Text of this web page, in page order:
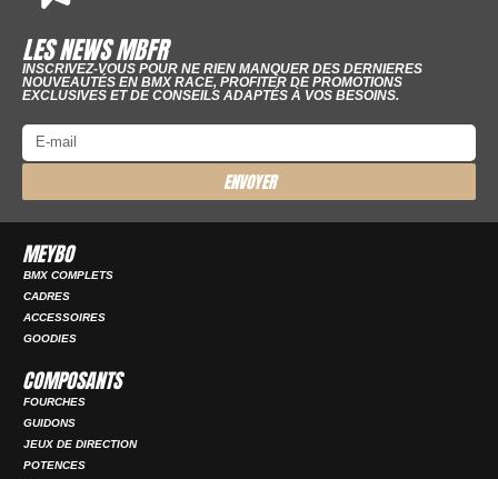
LES NEWS MBFR
INSCRIVEZ-VOUS POUR NE RIEN MANQUER DES DERNIERES
NOUVEAUTÉS EN BMX RACE, PROFITER DE PROMOTIONS
EXCLUSIVES ET DE CONSEILS ADAPTÉS À VOS BESOINS.
ENVOYER
MEYBO
BMX COMPLETS
CADRES
ACCESSOIRES
GOODIES
COMPOSANTS
FOURCHES
GUIDONS
JEUX DE DIRECTION
POTENCES